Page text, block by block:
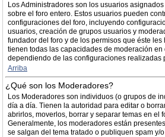
Los Administradores son los usuarios
sobre el foro entero. Estos usuarios pueden
configuraciones del foro, incluyendo
usuarios, creación de grupos usuarios y
fundador del foro y de los permisos que éste les
tienen todas las capacidades de moderación en
dependiendo de las configuraciones realizadas
Arriba
¿Qué son los Moderadores?
Los Moderadores son individuos (o grupos de
día a día. Tienen la autoridad para editar o
abrirlos, moverlos, borrar y separar temas en el
Generalmente, los moderadores están
se salgan del tema tratado o publiquen spam y/